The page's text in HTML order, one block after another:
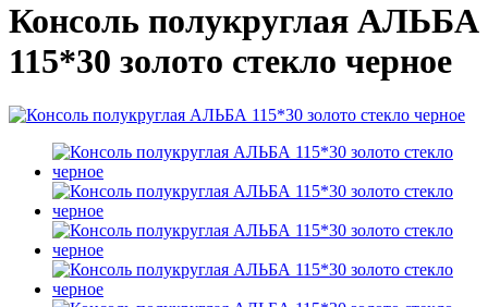
Консоль полукруглая АЛЬБА
115*30 золото стекло черное